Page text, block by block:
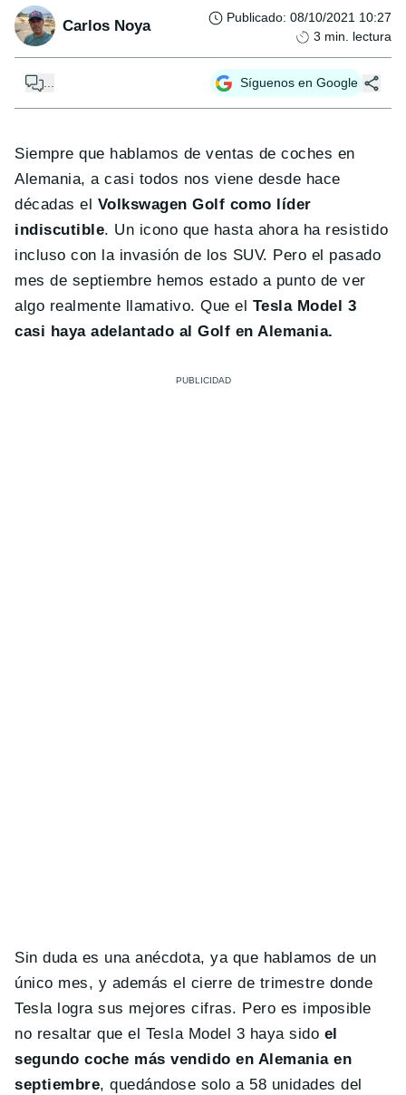
Carlos Noya Publicado: 08/10/2021 10:27
3 min. lectura
... Síguenos en Google
Siempre que hablamos de ventas de coches en
Alemania, a casi todos nos viene desde hace
décadas el Volkswagen Golf como líder
indiscutible. Un icono que hasta ahora ha resistido
incluso con la invasión de los SUV. Pero el pasado
mes de septiembre hemos estado a punto de ver
algo realmente llamativo. Que el Tesla Model 3
casi haya adelantado al Golf en Alemania.
Sin duda es una anécdota, ya que hablamos de un
único mes, y además el cierre de trimestre donde
Tesla logra sus mejores cifras. Pero es imposible
no resaltar que el Tesla Model 3 haya sido el
segundo coche más vendido en Alemania en
septiembre, quedándose solo a 58 unidades del